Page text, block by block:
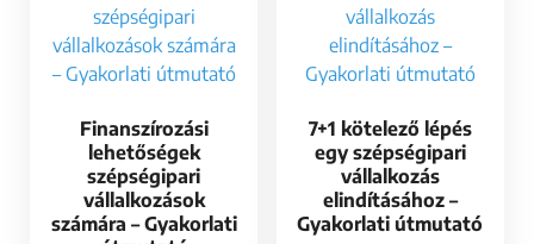
Finanszírozási
lehetőségek
szépségipari
vállalkozások
számára – Gyakorlati
7+1 kötelező lépés
egy szépségipari
vállalkozás
elindításához –
Gyakorlati útmutató